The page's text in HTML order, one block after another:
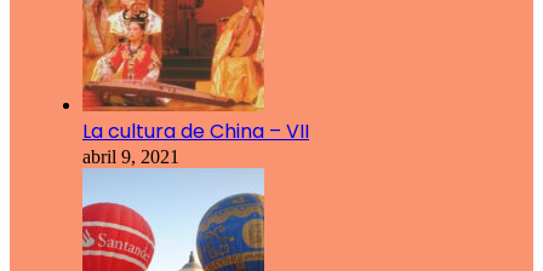
La cultura de China – VII
abril 9, 2021